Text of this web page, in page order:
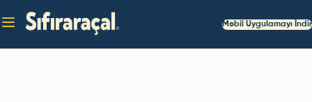
Mobil Uygulamayı İndir